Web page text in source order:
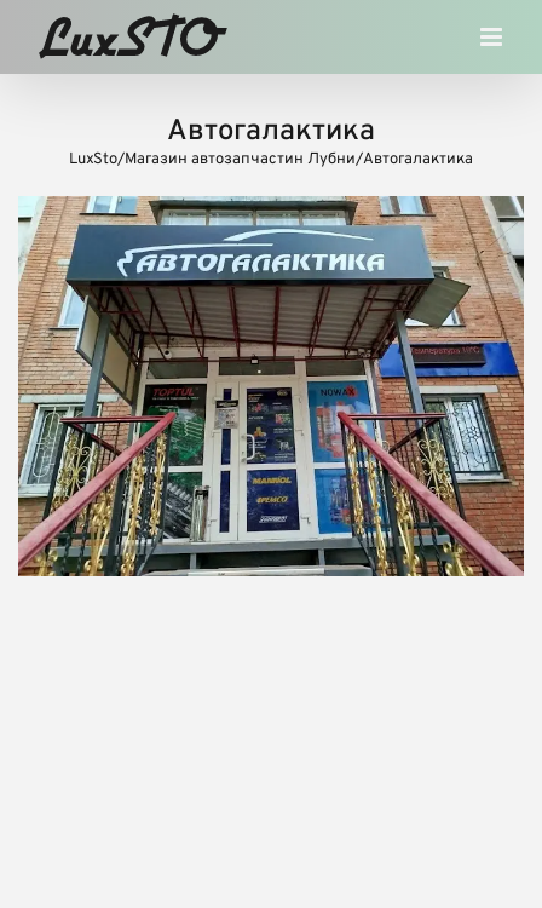
content
Автогалактика
LuxSto/Магазин автозапчастин Лубни/Автогалактика